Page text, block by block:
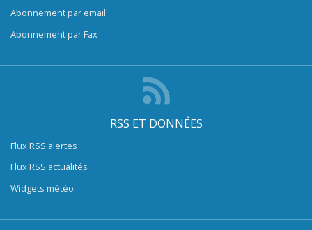
Abonnement par email
Abonnement par Fax
RSS ET DONNÉES
Flux RSS alertes
Flux RSS actualités
Widgets météo